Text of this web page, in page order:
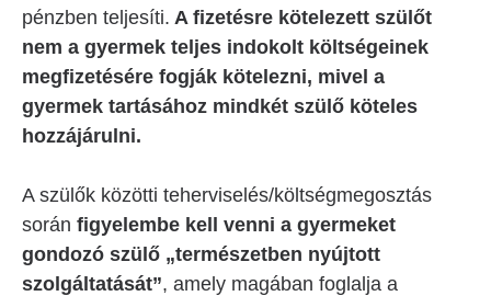
pénzben teljesíti. A fizetésre kötelezett szülőt
nem a gyermek teljes indokolt költségeinek
megfizetésére fogják kötelezni, mivel a
gyermek tartásához mindkét szülő köteles
hozzájárulni.
A szülők közötti teherviselés/költségmegosztás
során figyelembe kell venni a gyermeket
gondozó szülő „természetben nyújtott
szolgáltatását”, amely magában foglalja a